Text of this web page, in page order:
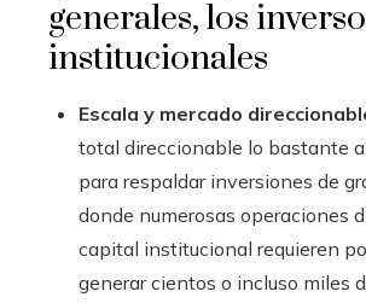
generales, los
institucionales
Escala y mercado
total direccionable lo bastante
para respaldar inversiones de
donde numerosas operaciones
capital institucional requieren
generar cientos o incluso miles